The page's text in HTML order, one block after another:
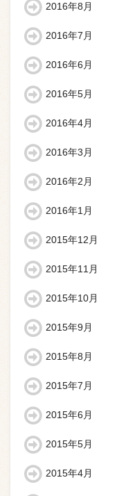
2016年8月
2016年7月
2016年6月
2016年5月
2016年4月
2016年3月
2016年2月
2016年1月
2015年12月
2015年11月
2015年10月
2015年9月
2015年8月
2015年7月
2015年6月
2015年5月
2015年4月